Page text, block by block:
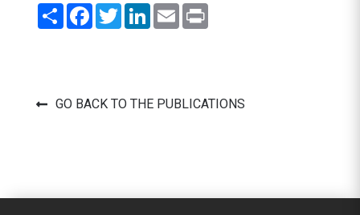
ShareFacebook
TwitterLinkedIn
EmailPrint
GO BACK TO THE PUBLICATIONS